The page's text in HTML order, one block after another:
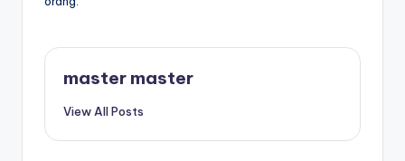
master master
View All Posts